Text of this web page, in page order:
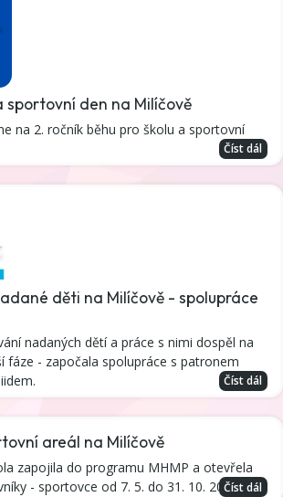
sportovní den na Milíčově
na 2. ročník běhu pro školu a sportovní
Číst dál
děti na Milíčově - spolupráce
nadaných dětí a práce s nimi dospěl na
fáze - započala spolupráce s patronem
Číst dál
areál na Milíčově
zapojila do programu MHMP a otevřela
- sportovce od 7. 5. do 31. 10. 2025.Číst dál